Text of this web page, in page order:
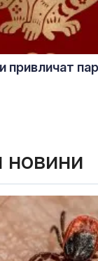
привличат
новини